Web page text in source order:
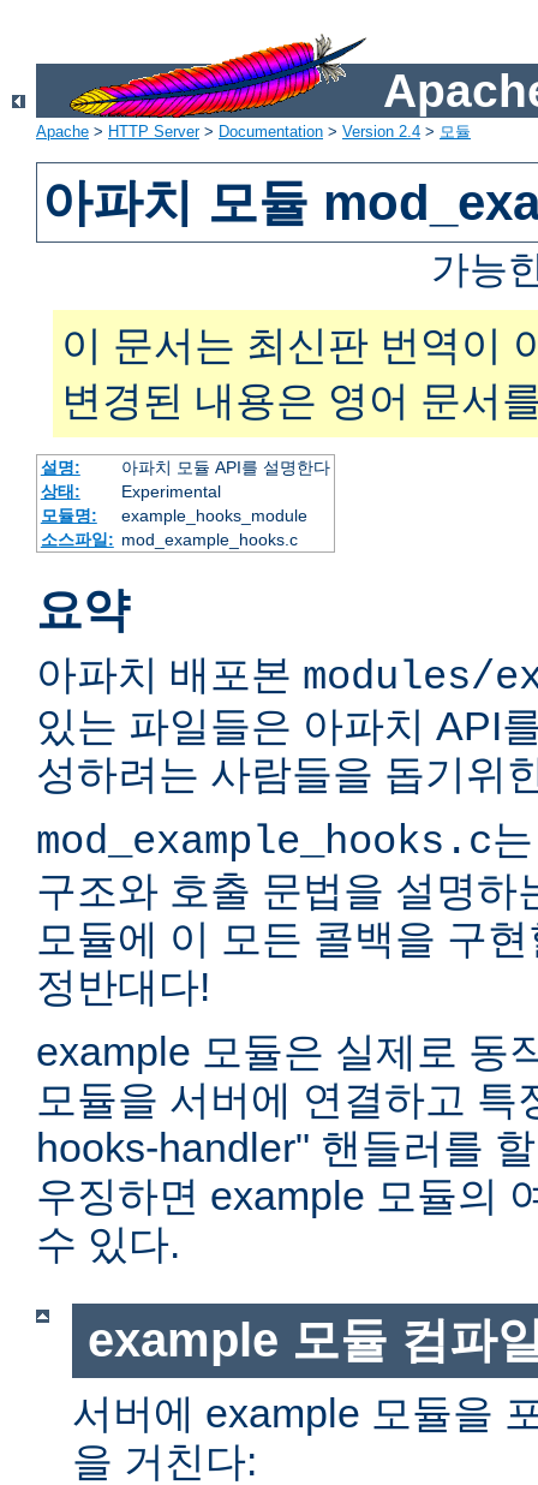
Apache > HTTP Server> Documentation > Version 2.4 > 모듈
아파치 모듈
가능
이 문서는 최신판 번역이
변경된 내용은 영어 문서
설명:
아파치 모듈 API를 설명한다
상태:
Experimental
모듈명:
example_hooks_module
소스파일: mod_example_hooks.c
요약
아파치 배포본 modules/
있는 파일들은 아파치 API
성하려는 사람들을 돕기위
mod_example_hooks.c
구조와 호출 문법을 설명하
모듈에 이 모든 콜백을 구
정반대다!
example 모듈은 실제로 동
모듈을 서버에 연결하고 특
hooks-handler" 핸들러를
우징하면 example 모듈의
수 있다.
example 모듈 컴파
서버에 example 모듈을
을 거친다: